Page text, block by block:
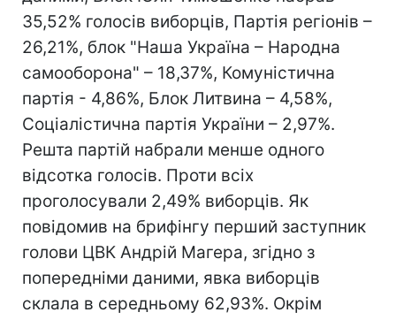
35,52% голосів виборців, Партія регіонів –
26,21%, блок "Наша Україна – Народна
самооборона" – 18,37%, Комуністична
партія - 4,86%, Блок Литвина – 4,58%,
Соціалістична партія України – 2,97%.
Решта партій набрали менше одного
відсотка голосів. Проти всіх
проголосували 2,49% виборців. Як
повідомив на брифінгу перший заступник
голови ЦВК Андрій Магера, згідно з
попередніми даними, явка виборців
склала в середньому 62,93%. Окрім